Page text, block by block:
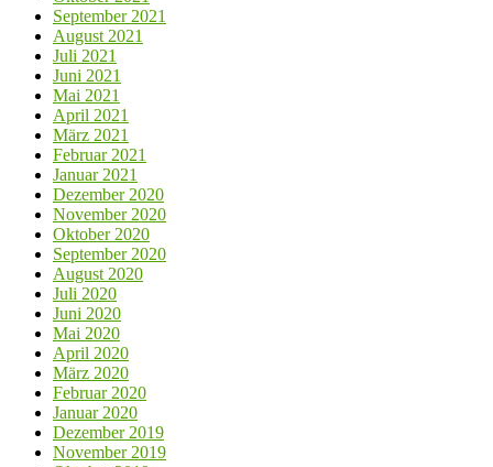
September 2021
August 2021
Juli 2021
Juni 2021
Mai 2021
April 2021
März 2021
Februar 2021
Januar 2021
Dezember 2020
November 2020
Oktober 2020
September 2020
August 2020
Juli 2020
Juni 2020
Mai 2020
April 2020
März 2020
Februar 2020
Januar 2020
Dezember 2019
November 2019